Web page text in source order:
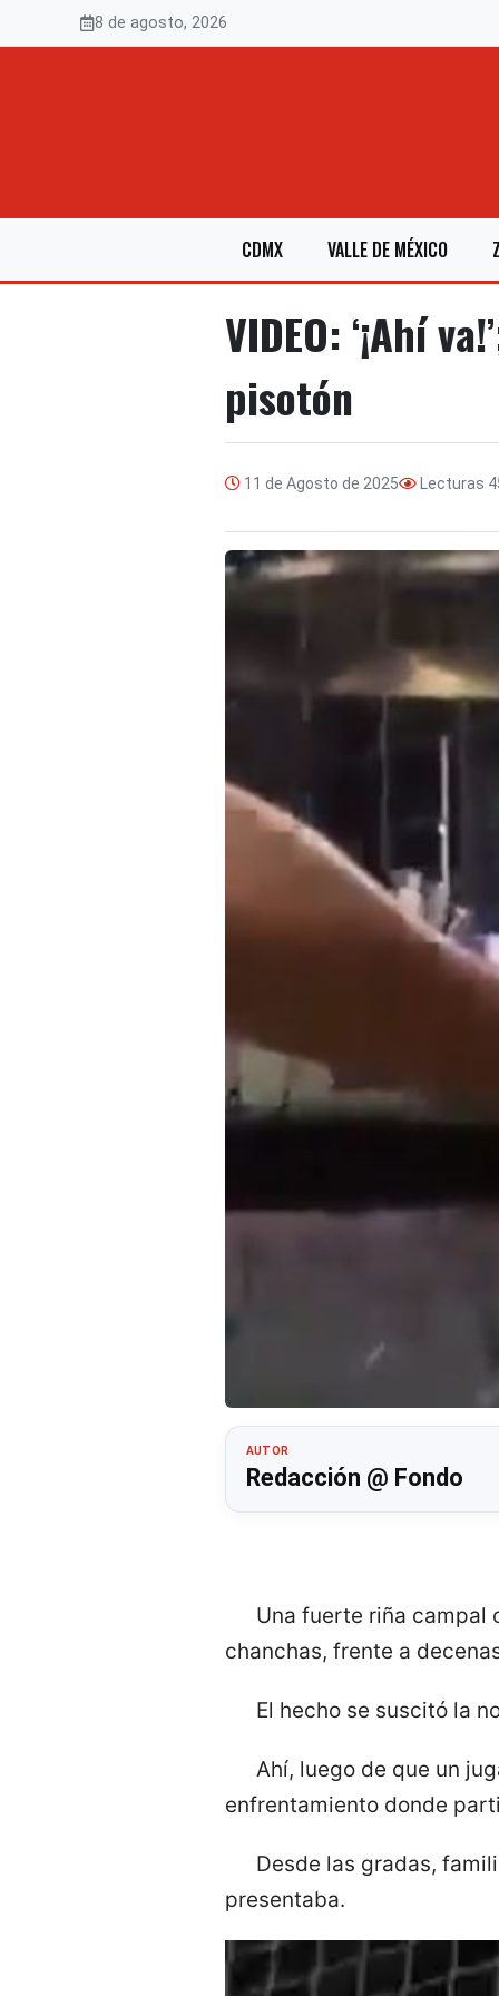
8 de agosto, 2026
CDMX VALLE DE MÉXICO
VIDEO: ‘¡Ahí
pisotón
11 de Agosto de 2025 Lecturas
AUTOR
Redacción @ Fondo
Una fuerte riña campal
chanchas, frente a
El hecho se suscitó la
Ahí, luego de que un
enfrentamiento donde
Desde las gradas,
presentaba.
Reproductor